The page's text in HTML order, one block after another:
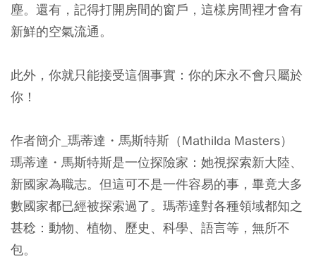
塵。還有，記得打開房間的窗戶，這樣房間裡才會有
新鮮的空氣流通。
此外，你就只能接受這個事實：你的床永不會只屬於
你！
作者簡介_瑪蒂達・馬斯特斯（Mathilda Masters）
瑪蒂達・馬斯特斯是一位探險家：她視探索新大陸、
新國家為職志。但這可不是一件容易的事，畢竟大多
數國家都已經被探索過了。瑪蒂達對各種領域都知之
甚稔：動物、植物、歷史、科學、語言等，無所不
包。